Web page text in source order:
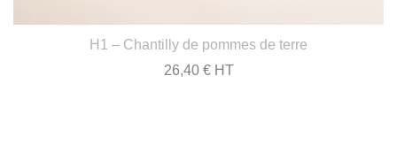
H1 – Chantilly de pommes de terre
26,40 € HT